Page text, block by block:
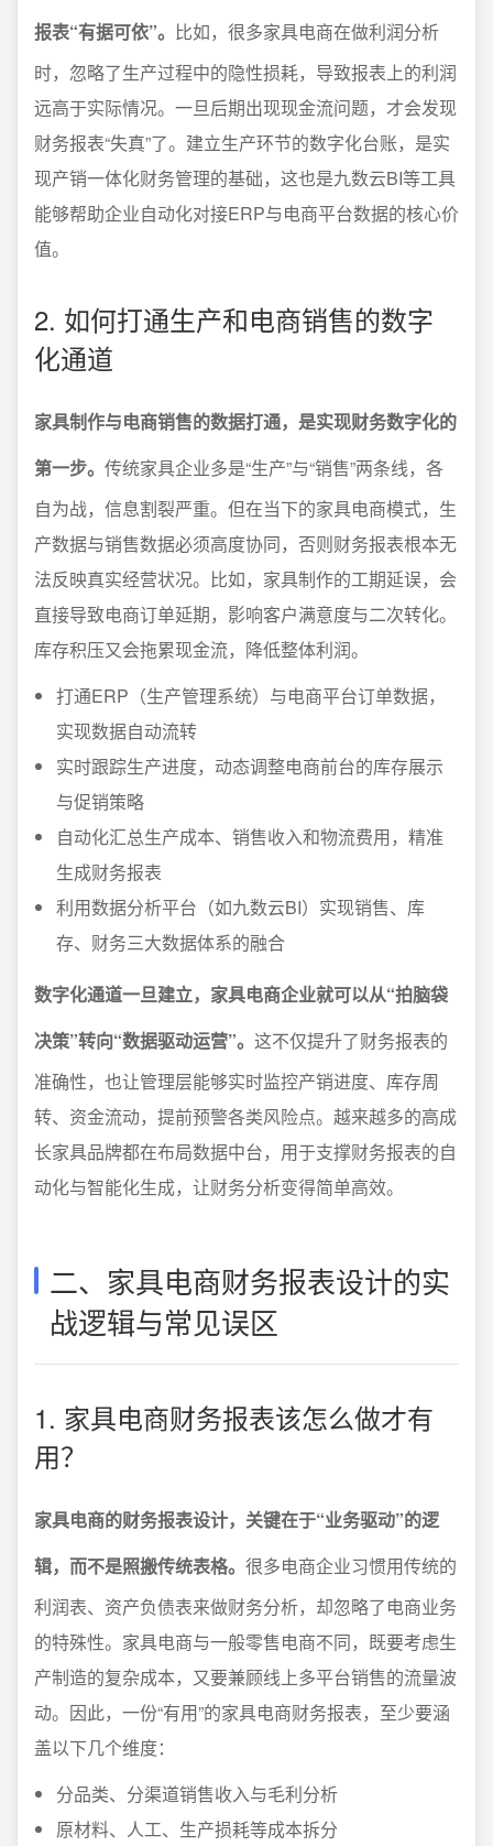
报表“有据可依”。 比如，很多家具电商在做利润分析
时，忽略了生产过程中的隐性损耗，导致报表上的利润
远高于实际情况。一旦后期出现现金流问题，才会发现
财务报表“失真”了。建立生产环节的数字化台账，是实
现产销一体化财务管理的基础，这也是九数云BI等工具
能够帮助企业自动化对接ERP与电商平台数据的核心价
值。
2. 如何打通生产和电商销售的数字
化通道
家具制作与电商销售的数据打通，是实现财务数字化的
第一步。 传统家具企业多是“生产”与“销售”两条线，各
自为战，信息割裂严重。但在当下的家具电商模式，生
产数据与销售数据必须高度协同，否则财务报表根本无
法反映真实经营状况。比如，家具制作的工期延误，会
直接导致电商订单延期，影响客户满意度与二次转化。
库存积压又会拖累现金流，降低整体利润。
打通ERP（生产管理系统）与电商平台订单数据，
实现数据自动流转
实时跟踪生产进度，动态调整电商前台的库存展示
与促销策略
自动化汇总生产成本、销售收入和物流费用，精准
生成财务报表
利用数据分析平台（如九数云BI）实现销售、库
存、财务三大数据体系的融合
数字化通道一旦建立，家具电商企业就可以从“拍脑袋
决策”转向“数据驱动运营”。 这不仅提升了财务报表的
准确性，也让管理层能够实时监控产销进度、库存周
转、资金流动，提前预警各类风险点。越来越多的高成
长家具品牌都在布局数据中台，用于支撑财务报表的自
动化与智能化生成，让财务分析变得简单高效。
二、家具电商财务报表设计的实
战逻辑与常见误区
1. 家具电商财务报表该怎么做才有
用？
家具电商的财务报表设计，关键在于“业务驱动”的逻
辑，而不是照搬传统表格。 很多电商企业习惯用传统的
利润表、资产负债表来做财务分析，却忽略了电商业务
的特殊性。家具电商与一般零售电商不同，既要考虑生
产制造的复杂成本，又要兼顾线上多平台销售的流量波
动。因此，一份“有用”的家具电商财务报表，至少要涵
盖以下几个维度：
分品类、分渠道销售收入与毛利分析
原材料、人工、生产损耗等成本拆分